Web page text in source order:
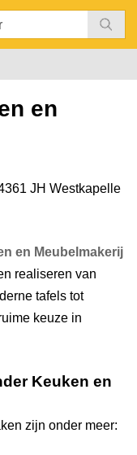
en
JH Westkapelle
en Meubelmakerij
realiseren van
tafels tot
keuze in
Keuken en
zijn onder meer: